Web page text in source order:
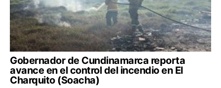
Gobernador de Cundinamarca reporta
avance en el control del incendio en El
Charquito (Soacha)